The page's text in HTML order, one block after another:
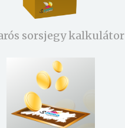
sorsjegy kalkulátor